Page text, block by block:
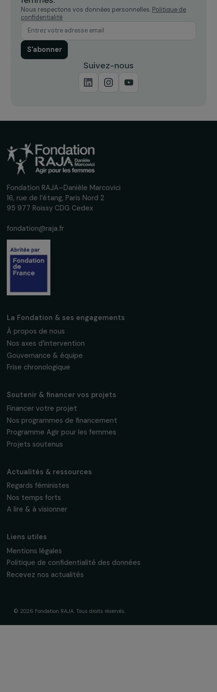
RAJAPEOPLE
Semaine de l’engagement solidaire 2014
2 juillet 2014
Recevez nos actualités
Inscrivez-vous à notre newsletter
mensuelle pour suivre nos appels à projets,
interviews, actions concrètes et
événements en faveur des droits des
femmes.
Nous respectons vos données personnelles.
confidentialité
Fondation RAJA–Danièle Marcovici
16, rue de l’étang, Paris Nord 2
95 977 Roissy CDG Cedex
fondation@raja.fr
La Fondation & ses engagements
Gouvernance & équipe